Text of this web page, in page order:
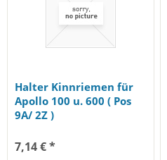
Halter Kinnriemen für
Apollo 100 u. 600 ( Pos
9A/ 2Z )
7,14 € *